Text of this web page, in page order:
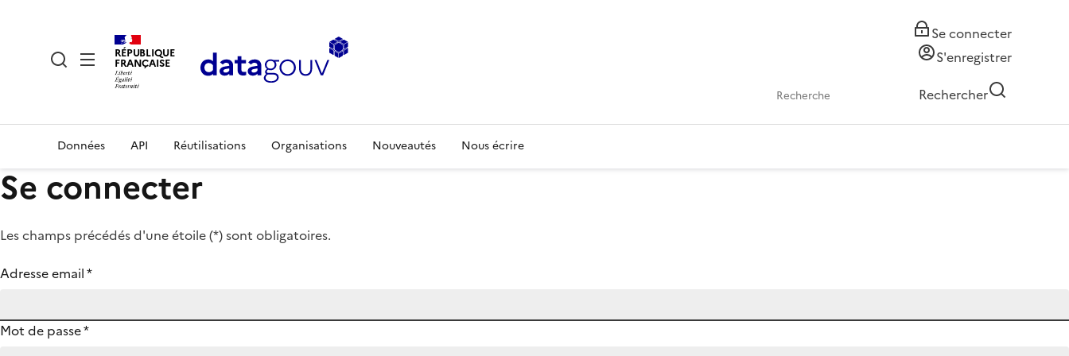
RÉPUBLIQUE
FRANÇAISE
Se connecter
S'enregistrer
Rechercher
Données API Réutilisations Organisations Nouveautés Nous écrire
Se connecter
Les champs précédés d'une étoile (*) sont obligatoires.
Adresse email*
Mot de passe*